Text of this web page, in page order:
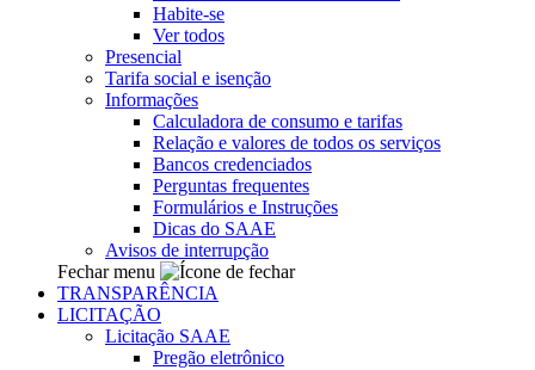
Habite-se
Ver todos
Presencial
Tarifa social e isenção
Informações
Calculadora de consumo e tarifas
Relação e valores de todos os serviços
Bancos credenciados
Perguntas frequentes
Formulários e Instruções
Dicas do SAAE
Avisos de interrupção
Fechar menu
TRANSPARÊNCIA
LICITAÇÃO
Licitação SAAE
Pregão eletrônico